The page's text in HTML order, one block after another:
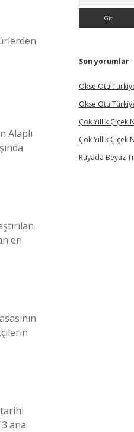
Alaplı
en
tarihi
ana
Son yorumlar
Ökse Otu
Ökse Otu
Çok Yıllık Çiçek
Çok Yıllık Çiçek
Rüyada Beyaz